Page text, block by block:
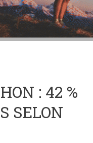
: 42 %
SELON